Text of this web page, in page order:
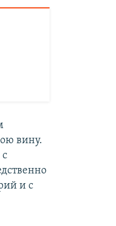
вину.
и с